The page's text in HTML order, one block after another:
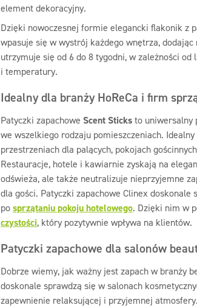
element dekoracyjny.
Dzięki nowoczesnej formie elegancki flakonik z
wpasuje się w wystrój każdego wnętrza,
utrzymuje się od 6 do 8 tygodni, w zależności
i temperatury.
Idealny dla branży HoReCa i firm
Patyczki zapachowe Scent Sticksto uniwersalny
we wszelkiego rodzaju pomieszczeniach. Idealny
przestrzeniach dla palących, pokojach
Restauracje, hotele i kawiarnie zyskają na
odświeża, ale także neutralizuje nieprzyjemne
dla gości. Patyczki zapachowe Clinex
posprzątaniu pokoju hotelowego. Dzięki nim w
czystości, który pozytywnie wpływa na klientów.
Patyczki zapachowe dla salonów
Dobrze wiemy, jak ważny jest zapach w branży
doskonale sprawdzą się w salonach
zapewnienie relaksującej i przyjemnej